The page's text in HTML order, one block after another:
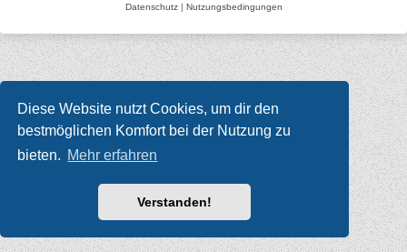
Diese Website nutzt Cookies, um dir den
bestmöglichen Komfort bei der Nutzung zu
bieten. Mehr erfahren
Verstanden!
Datenschutz| Nutzungsbedingungen